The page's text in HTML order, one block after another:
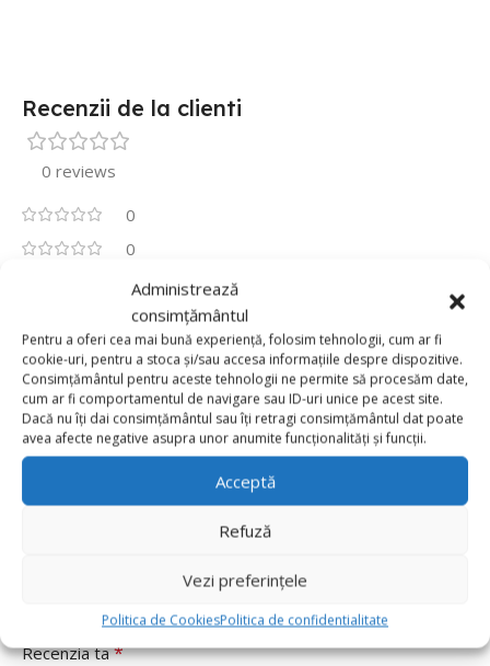
Administrează
consimțământul
Pentru a oferi cea mai bună experiență, folosim tehnologii, cum ar fi
cookie-uri, pentru a stoca și/sau accesa informațiile despre dispozitive.
Consimțământul pentru aceste tehnologii ne permite să procesăm date,
cum ar fi comportamentul de navigare sau ID-uri unice pe acest site.
Dacă nu îți dai consimțământul sau îți retragi consimțământul dat poate
avea afecte negative asupra unor anumite funcționalități și funcții.
Acceptă
Refuză
Vezi preferințele
Politica de CookiesPolitica de confidentialitate
Recenzii de la clienti
0 reviews
0
0
0
0
0
Fii primul care scrii o recenzie pentru „Balon Folie
Happy Birthday Auriu, 40cm”
Adresa ta de email nu va fi publicată. Câmpurile obligatorii
sunt marcate cu
Evaluarea ta*
Delivery speed
Recenzia ta*